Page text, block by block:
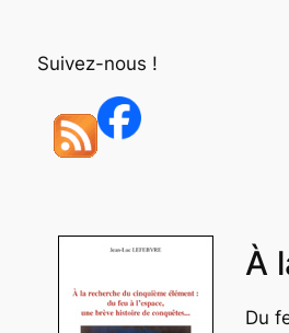
Suivez-nous !
À
Du